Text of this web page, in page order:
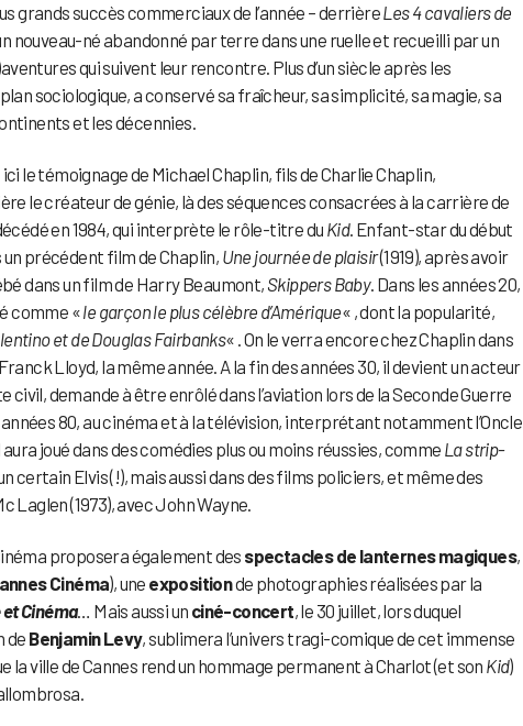
grands succès commerciaux de l’année – derrièreLes 4 cavaliers de
nouveau-né abandonné par terre dans une ruelle et recueilli par un
qui suivent leur rencontre. Plus d’un siècle après les
sociologique, a conservé sa fraîcheur, sa simplicité, sa magie, sa
et les décennies.
le témoignage de Michael Chaplin, fils de Charlie Chaplin,
le créateur de génie, là des séquences consacrées à la carrière de
en 1984, qui interprète le rôle-titre du Kid. Enfant-star du début
précédent film de Chaplin, Une journée de plaisir(1919), après avoir
dans un film de Harry Beaumont, Skippers Baby. Dans les années 20,
comme «le garçon le plus célèbre d’Amérique« , dont la popularité,
et de Douglas Fairbanks« . On le verra encore chez Chaplin dans
Lloyd, la même année. A la fin des années 30, il devient un acteur
demande à être enrôlé dans l’aviation lors de la Seconde Guerre
80, au cinéma et à la télévision, interprétant notamment l’Oncle
aura joué dans des comédies plus ou moins réussies, comme La strip-
certain Elvis (!), mais aussi dans des films policiers, et même des
Laglen (1973), avec John Wayne.
proposera également des spectacles de lanternes magiques,
Cinéma), une expositionde photographies réalisées par la
Cinéma… Mais aussi un ciné-concert, le 30 juillet, lors duquel
de Benjamin Levy, sublimera l’univers tragi-comique de cet immense
la ville de Cannes rend un hommage permanent à Charlot (et son Kid)